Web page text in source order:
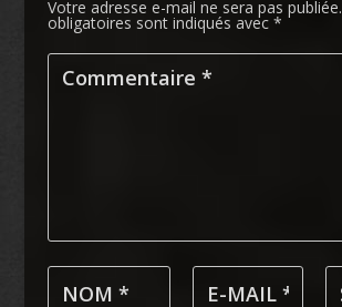
Votre adresse e-mail ne sera pas publiée.
obligatoires sont indiqués avec *